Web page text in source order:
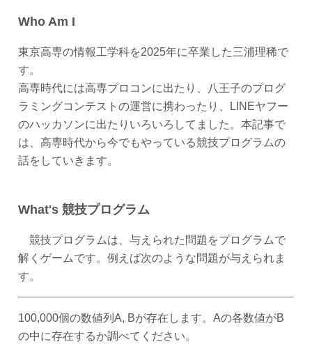
Who Am I
東京高専の情報工学科を2025年に卒業した三浦理稀で
す。
高専時代には高専プロコンに出たり、八王子のプログ
ラミングコンテストの運営に携わったり、LINEヤフー
のハッカソンに出たりいろいろしてました。本記事で
は、高専時代から今でもやっている競技プログラムの
話をしていきます。
What's 競技プログラム
競技プログラムは、与えられた問題をプログラムで
解くゲームです。例えば次のような問題が与えられま
す。
100,000個の数値列A, Bが存在します。Aの各数値がB
の中に存在するか調べてください。